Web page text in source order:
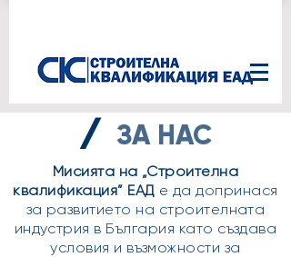
/ ЗА НАС
Мисията на „Строителна
квалификация” ЕАД е да допринася
за развитието на строителната
индустрия в България като създава
условия и възможности за